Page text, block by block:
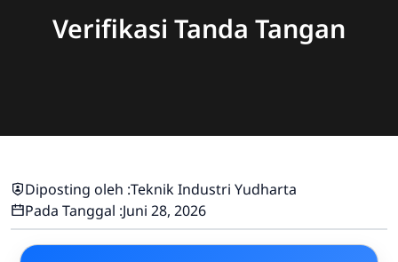
Verifikasi Tanda Tangan
Diposting oleh :Teknik Industri Yudharta
Pada Tanggal :Juni 28, 2026